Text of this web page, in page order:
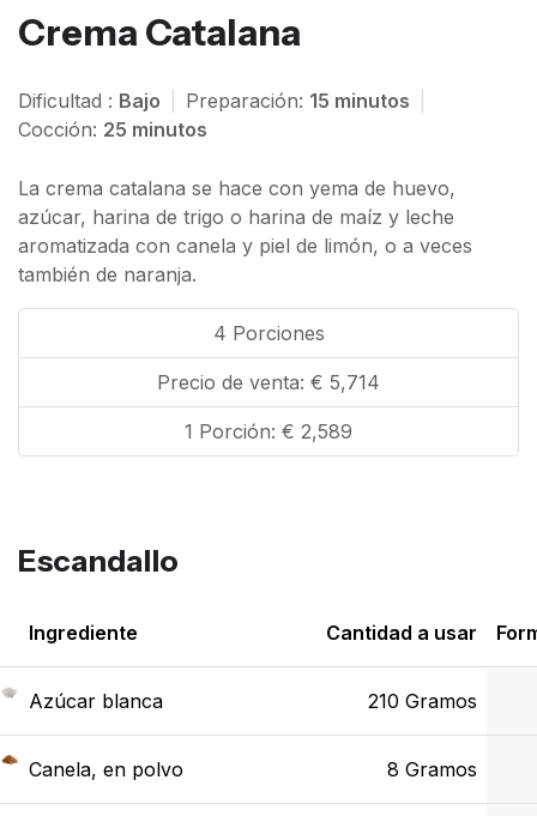
Crema Catalana
Dificultad : Bajo Preparación: 15 minutos
Cocción: 25 minutos
La crema catalana se hace con yema de huevo,
azúcar, harina de trigo o harina de maíz y leche
aromatizada con canela y piel de limón, o a veces
también de naranja.
4 Porciones
Precio de venta: € 5,714
1 Porción: € 2,589
Escandallo
Ingrediente Cantidad a usar
Azúcar blanca 210 Gramos
Canela, en polvo 8 Gramos